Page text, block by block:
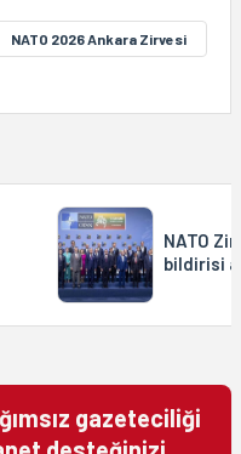
NATO 2026 Ankara Zirvesi
NATO
bildirisi
gazeteciliği